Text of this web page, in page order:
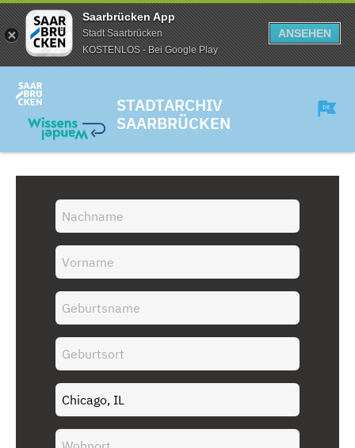
Saarbrücken App
Stadt Saarbrücken
KOSTENLOS - Bei Google Play
ANSEHEN
STADTARCHIV
SAARBRÜCKEN